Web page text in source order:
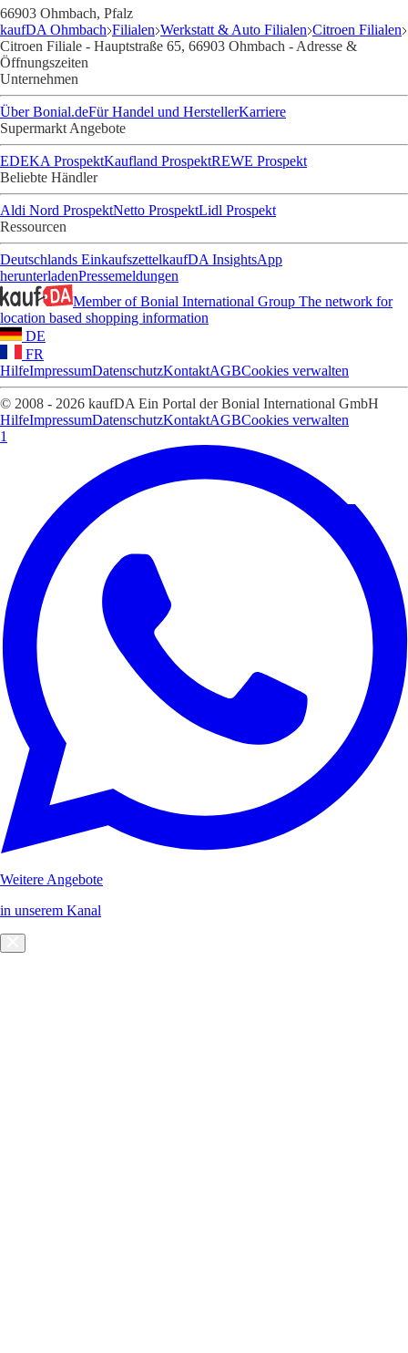
66903 Ohmbach, Pfalz
kaufDA Ohmbach Filialen Werkstatt & Auto Filialen Citroen Filialen
Citroen Filiale - Hauptstraße 65, 66903 Ohmbach - Adresse &
Öffnungszeiten
Unternehmen
Über Bonial.deFür Handel und HerstellerKarriere
Supermarkt Angebote
EDEKA ProspektKaufland ProspektREWE Prospekt
Beliebte Händler
Aldi Nord ProspektNetto ProspektLidl Prospekt
Ressourcen
Deutschlands EinkaufszettelkaufDA InsightsApp
herunterladenPressemeldungen
Member of Bonial International Group The network for
location based shopping information
DE
FR
HilfeImpressumDatenschutzKontaktAGBCookies verwalten
© 2008 - 2026 kaufDA Ein Portal der Bonial International GmbH
HilfeImpressumDatenschutzKontaktAGBCookies verwalten
1
Weitere Angebote
in unserem Kanal